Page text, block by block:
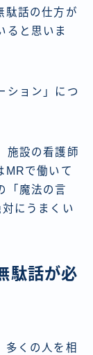
駄話の仕方が
ると思いま
ション」につ
施設の看護師
MRで働いて
「魔法の言
にうまくい
駄話が必
多くの人を相